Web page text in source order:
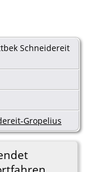
Schneidereit
Gropelius
986